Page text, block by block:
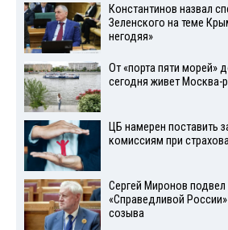
Константинов назвал
Зеленского на теме
негодяя»
От «порта пяти морей»
сегодня живет Москва-
ЦБ намерен поставить
комиссиям при
Сергей Миронов подвел
«Справедливой России»
созыва